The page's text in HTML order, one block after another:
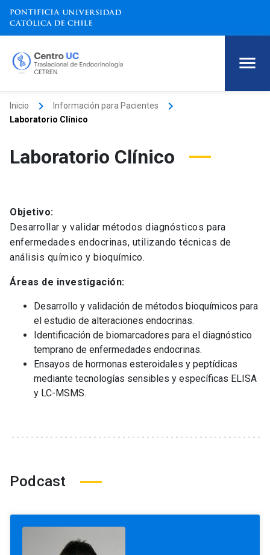
Inicio keyboard_arrow_right Información para Pacientes keyboard_arrow_right
Laboratorio Clínico
Laboratorio Clínico
Objetivo:
Desarrollar y validar métodos diagnósticos para
enfermedades endocrinas, utilizando técnicas de
análisis químico y bioquímico.
Áreas de investigación:
Desarrollo y validación de métodos bioquímicos para
el estudio de alteraciones endocrinas.
Identificación de biomarcadores para el diagnóstico
temprano de enfermedades endocrinas.
Ensayos de hormonas esteroidales y peptídicas
mediante tecnologías sensibles y específicas ELISA
y LC-MSMS.
Podcast